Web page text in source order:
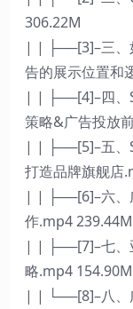
306.22M
| | ├──[3]–三、
告的展示位置和
| | ├──[4]–四、
策略&广告投放
| | ├──[5]–五、
打造品牌旗舰店
| | ├──[6]–六、
作.mp4 239.44M
| | ├──[7]–七、
略.mp4 154.90M
| | └──[8]–八、